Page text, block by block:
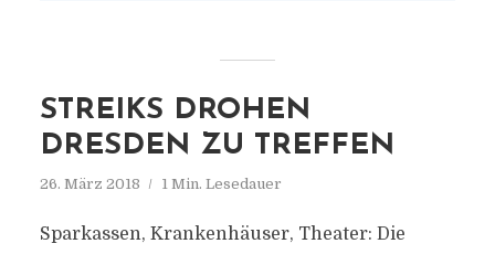
STREIKS DROHEN
DRESDEN ZU TREFFEN
26. März 2018 1 Min. Lesedauer
Sparkassen, Krankenhäuser, Theater: Die